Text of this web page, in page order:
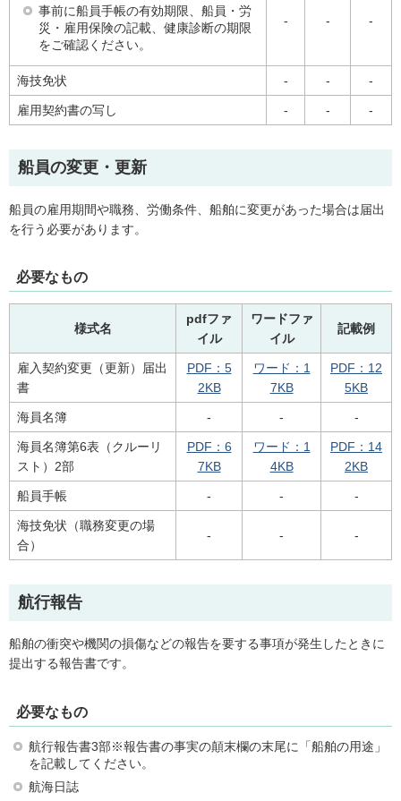
事前に船員手帳の有効期限、船員・労
災・雇用保険の記載、健康診断の期限
をご確認ください。
- - -
海技免状 - - -
雇用契約書の写し - - -
船員の変更・更新
船員の雇用期間や職務、労働条件、船舶に変更があった場合は届出
を行う必要があります。
必要なもの
様式名
pdfファ
イル
ワードファ
イル
記載例
雇入契約変更（更新）届出
書
PDF：5
2KB
ワード：1
7KB
PDF：12
5KB
海員名簿 - - -
海員名簿第6表（クルーリ
スト）2部
PDF：6
7KB
ワード：1
4KB
PDF：14
2KB
船員手帳 - - -
海技免状（職務変更の場
合）
- - -
航行報告
船舶の衝突や機関の損傷などの報告を要する事項が発生したときに
提出する報告書です。
必要なもの
航行報告書3部※報告書の事実の顛末欄の末尾に「船舶の用途」
を記載してください。
航海日誌